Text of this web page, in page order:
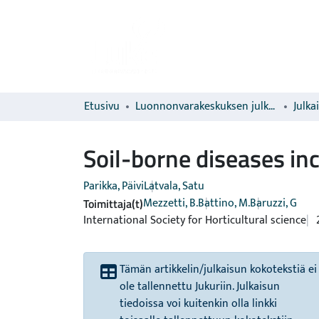
Etusivu Luonnonvarakeskuksen julkaisut
Soil-borne diseases
Parikka, PäiviLatvala, Satu
Toimittaja(t)Mezzetti, B.Battino, M.Baruzzi, G
International Society for Horticultural science
Tämän artikkelin/julkaisun kokotekstiä ei
ole tallennettu Jukuriin. Julkaisun
tiedoissa voi kuitenkin olla linkki